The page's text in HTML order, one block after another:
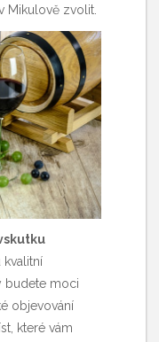
Mikulově zvolit.
kvalitní
budete moci
objevování
které vám